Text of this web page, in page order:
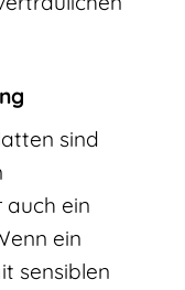
sind
ein
ein
sensiblen